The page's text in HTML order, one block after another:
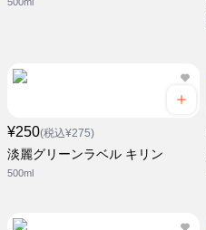
¥250(税込¥275)
淡麗グリーンラベル キリン
500ml